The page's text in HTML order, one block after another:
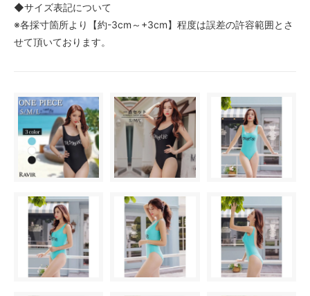
◆サイズ表記について
※各採寸箇所より【約-3cm～+3cm】程度は誤差の許容範囲とさ
せて頂いております。